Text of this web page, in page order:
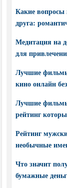
Какие вопросы
друга:
Медитация на
для
Лучшие
кино онлайн
Лучшие
рейтинг
Рейтинг
необычные
Что значит
бумажные